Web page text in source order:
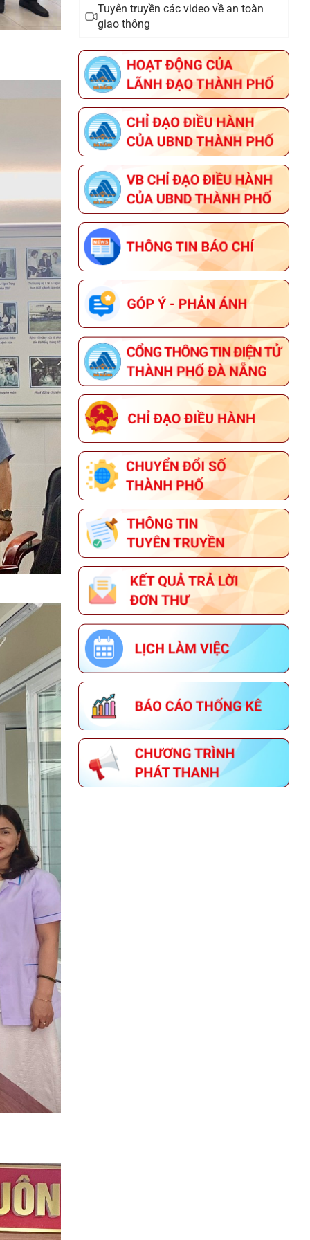
CẤP GIẤY PHÉP MÔI TRƯỜNG ĐỐI
NẴNG CÔNG TY CỔ PHẦN NHIÊN
LIỆU BAY PETROLIMEX"
THÔNG TIN ĐĂNG KÝ THAM GIA
HỘI NGHỊ KẾT NỐI GIAO THƯƠNG
GIỮA NHÀ CUNG CẤP VỚI CÁC
DOANH NGHIỆP XUẤT KHẨU VÀ TỔ
CHỨC XÚC TIẾN THƯƠNG MẠI CHO
SẢN PHẨM OCOP TẠI ĐÀ NẴNG
THÔNG TIN VỀ ĐOÀN GIAO DỊCH
XÚC TIẾN THƯƠNG MẠI TẠI LIÊN
BANG NGA
THÔNG BÁO HỘI THI SẢN PHẨM
THỦ CÔNG MỸ NGHỆ VIỆT NAM
NĂM 2026
KẾ HOẠCH TỔ CHỨC GIẢI BÁO CHÍ
VỀ XÂY DỰNG ĐẢNG (GIẢI BÚA
LIỀM VÀNG) THÀNH PHỐ ĐÀ
NẴNG NĂM 2026
THÔNG BÁO VỀ VIỆC TUYỂN DỤNG
LAO ĐỘNG HỢP ĐỒNG LÀM VIỆC
TẠI TRUNG TÂM CUNG ỨNG DỊCH
VỤ SỰ NGHIỆP CÔNG PHƯỜNG
HÒA CƯỜNG
THÔNG BÁO VỀ VIỆC ĐĂNG KÝ
THAM GIA CHƯƠNG TRÌNH OCOP
NĂM 2026
Tuyên truyền các video về an toàn
giao thông